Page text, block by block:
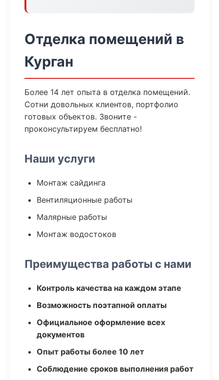
Отделка помещений в
Курган
Более 14 лет опыта в отделка помещений.
Сотни довольных клиентов, портфолио
готовых объектов. Звоните -
проконсультируем бесплатно!
Наши услуги
Монтаж сайдинга
Вентиляционные работы
Малярные работы
Монтаж водостоков
Преимущества работы с нами
Контроль качества на каждом этапе
Возможность поэтапной оплаты
Официальное оформление всех
документов
Опыт работы более 10 лет
Соблюдение сроков выполнения работ